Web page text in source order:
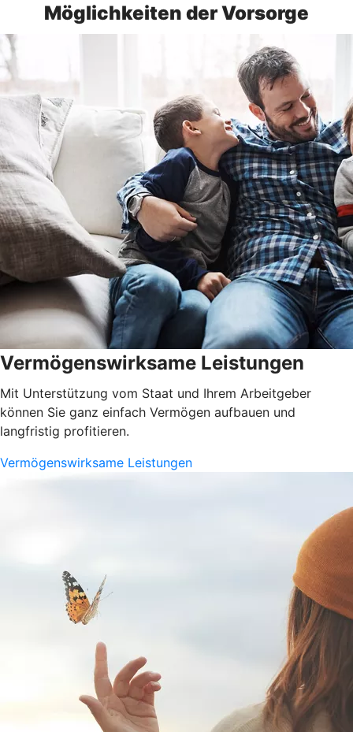
Möglichkeiten der Vorsorge
Vermögenswirksame Leistungen
Mit Unterstützung vom Staat und Ihrem Arbeitgeber
können Sie ganz einfach Vermögen aufbauen und
langfristig profitieren.
Vermögenswirksame Leistungen